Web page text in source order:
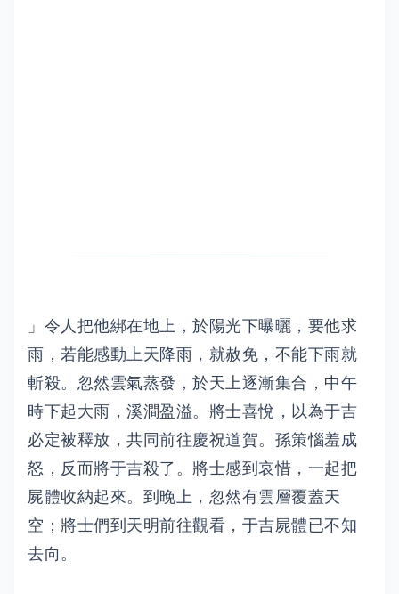
」令人把他綁在地上，於陽光下曝曬，要他求
雨，若能感動上天降雨，就赦免，不能下雨就
斬殺。忽然雲氣蒸發，於天上逐漸集合，中午
時下起大雨，溪澗盈溢。將士喜悅，以為于吉
必定被釋放，共同前往慶祝道賀。孫策惱羞成
怒，反而將于吉殺了。將士感到哀惜，一起把
屍體收納起來。到晚上，忽然有雲層覆蓋天
空；將士們到天明前往觀看，于吉屍體已不知
去向。